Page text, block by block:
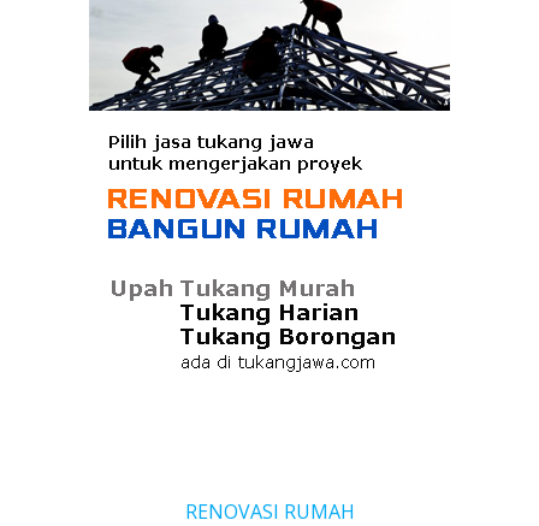
RENOVASI RUMAH